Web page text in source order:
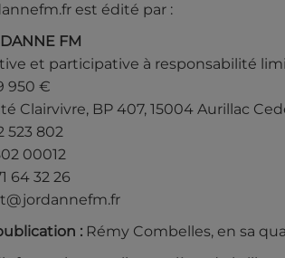
est édité par :
FM
et participative à responsabilité
950 €
Clairvivre, BP 407, 15004 Aurillac
523 802
00012
64 32 26
: Rémy Combelles, en sa